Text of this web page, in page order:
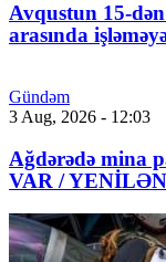
Avqustun 15-
arasında
Gündəm
3 Aug, 2026 - 12:03
Ağdərədə mina
VAR /